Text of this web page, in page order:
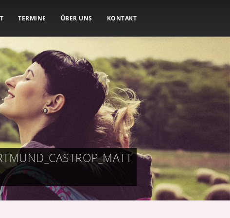
TERMINE ÜBER UNS KONTAKT